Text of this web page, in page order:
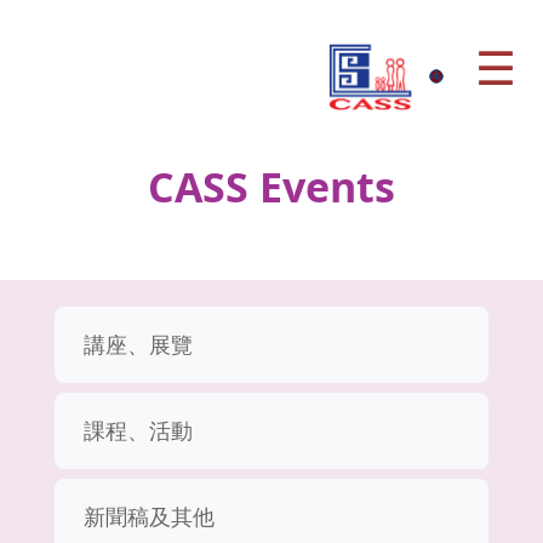
☰
CASS Events
講座、展覽
課程、活動
新聞稿及其他